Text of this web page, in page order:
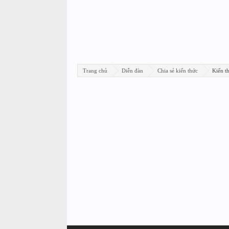
Trang chủ Diễn đàn Chia sẻ kiến thức Kiến